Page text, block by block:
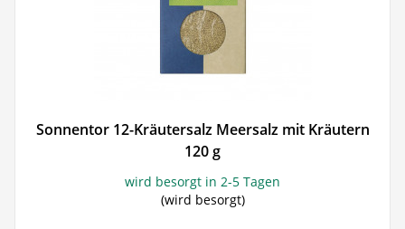
Sonnentor 12-Kräutersalz Meersalz mit Kräutern
120 g
wird besorgt in 2-5 Tagen
(wird besorgt)